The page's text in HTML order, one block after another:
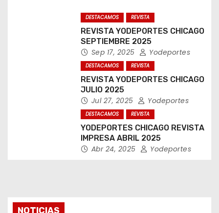
DESTACAMOS REVISTA
REVISTA YODEPORTES CHICAGO
SEPTIEMBRE 2025
Sep 17, 2025 Yodeportes
DESTACAMOS REVISTA
REVISTA YODEPORTES CHICAGO
JULIO 2025
Jul 27, 2025 Yodeportes
DESTACAMOS REVISTA
YODEPORTES CHICAGO REVISTA
IMPRESA ABRIL 2025
Abr 24, 2025 Yodeportes
NOTICIAS